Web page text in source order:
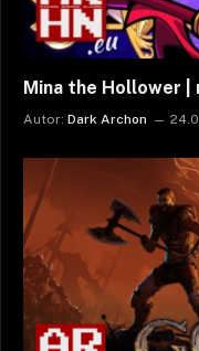
Mina the Hollower |
Autor: Dark Archon